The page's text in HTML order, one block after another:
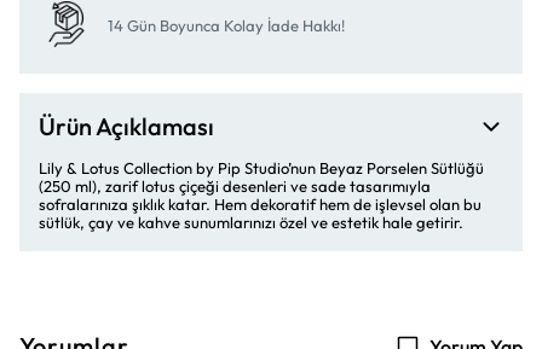
14 Gün Boyunca Kolay İade Hakkı!
Ürün Açıklaması
Lily & Lotus Collection by Pip Studio’nun Beyaz Porselen Sütlüğü
(250 ml), zarif lotus çiçeği desenleri ve sade tasarımıyla
sofralarınıza şıklık katar. Hem dekoratif hem de işlevsel olan bu
sütlük, çay ve kahve sunumlarınızı özel ve estetik hale getirir.